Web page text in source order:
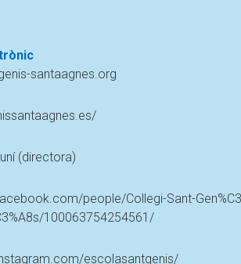
santaagnes.org
(directora)
people/Collegi-Sant-
100063754254561/
escolasantgenis/